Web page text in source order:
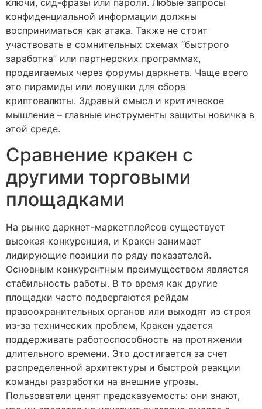
ключи, сид-фразы или пароли. Любые запросы
конфиденциальной информации должны
восприниматься как атака. Также не стоит
участвовать в сомнительных схемах “быстрого
заработка” или партнерских программах,
продвигаемых через форумы даркнета. Чаще всего
это пирамиды или ловушки для сбора
криптовалюты. Здравый смысл и критическое
мышление – главные инструменты защиты новичка в
этой среде.
Сравнение кракен с
другими торговыми
площадками
На рынке даркнет-маркетплейсов существует
высокая конкуренция, и Кракен занимает
лидирующие позиции по ряду показателей.
Основным конкурентным преимуществом является
стабильность работы. В то время как другие
площадки часто подвергаются рейдам
правоохранительных органов или выходят из строя
из-за технических проблем, Кракен удается
поддерживать работоспособность на протяжении
длительного времени. Это достигается за счет
распределенной архитектуры и быстрой реакции
команды разработки на внешние угрозы.
Пользователи ценят предсказуемость: они знают,